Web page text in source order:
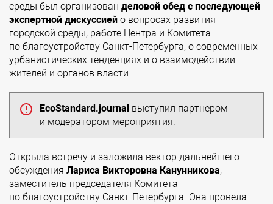
среды был организован деловой обед с последующей
экспертной дискуссией о вопросах развития
городской среды, работе Центра и Комитета
по благоустройству Санкт-Петербурга, о современных
урбанистических тенденциях и о взаимодействии
жителей и органов власти.
EcoStandard.journal выступил партнером
и модератором мероприятия.
Открыла встречу и заложила вектор дальнейшего
обсуждения Лариса Викторовна Канунникова,
заместитель председателя Комитета
по благоустройству Санкт-Петербурга. Она провела